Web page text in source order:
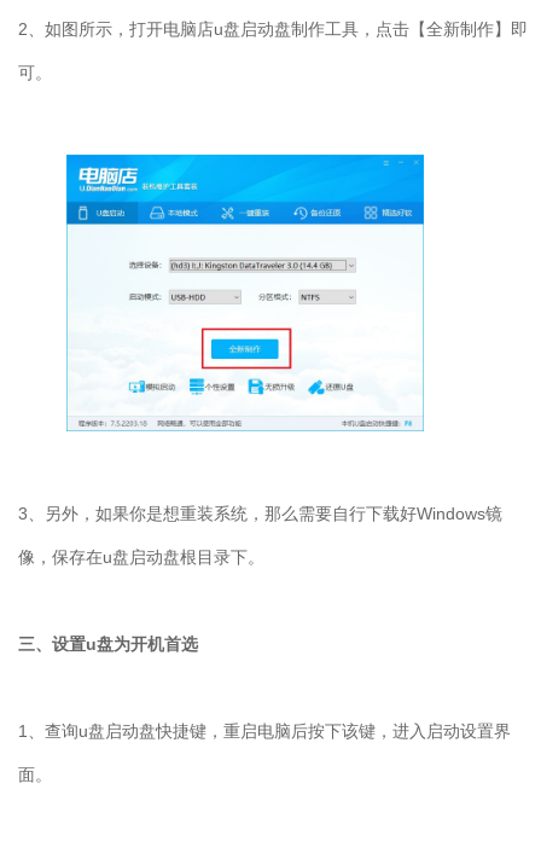
2、如图所示，打开电脑店u盘启动盘制作工具，点击【全新制作】即
可。
3、另外，如果你是想重装系统，那么需要自行下载好Windows镜
像，保存在u盘启动盘根目录下。
三、设置u盘为开机首选
1、查询u盘启动盘快捷键，重启电脑后按下该键，进入启动设置界
面。